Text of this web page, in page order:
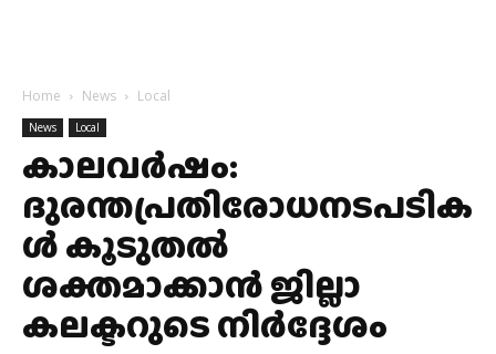
Home News Local
News Local
കാലവര്‍ഷം:
ദുരന്തപ്രതിരോധനടപടിക
ള്‍ കൂടുതല്‍
ശക്തമാക്കാന്‍ ജില്ലാ
കലക്ടറുടെ നിര്‍ദ്ദേശം